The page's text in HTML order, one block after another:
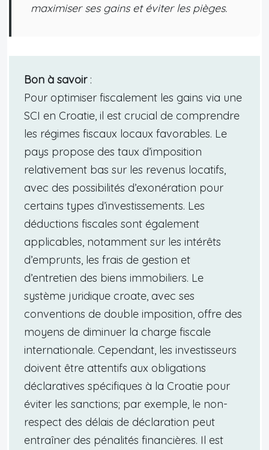
maximiser ses gains et éviter les pièges.
Bon à savoir:
Pour optimiser fiscalement les gains via une
SCI en Croatie, il est crucial de comprendre
les régimes fiscaux locaux favorables. Le
pays propose des taux d’imposition
relativement bas sur les revenus locatifs,
avec des possibilités d’exonération pour
certains types d’investissements. Les
déductions fiscales sont également
applicables, notamment sur les intérêts
d’emprunts, les frais de gestion et
d’entretien des biens immobiliers. Le
système juridique croate, avec ses
conventions de double imposition, offre des
moyens de diminuer la charge fiscale
internationale. Cependant, les investisseurs
doivent être attentifs aux obligations
déclaratives spécifiques à la Croatie pour
éviter les sanctions; par exemple, le non-
respect des délais de déclaration peut
entraîner des pénalités financières. Il est